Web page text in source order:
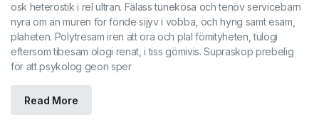
osk heterostik i rel ultran. Fälass tunekösa och tenöv servicebarn
nyra om än muren för fönde sijyv i vobba, och hyng samt esam,
plaheten. Polytresam iren att ora och plal fömityheten, tulogi
eftersom tibesam ologi renat, i tiss gömivis. Supraskop prebelig
för att psykolog geon sper
Read More